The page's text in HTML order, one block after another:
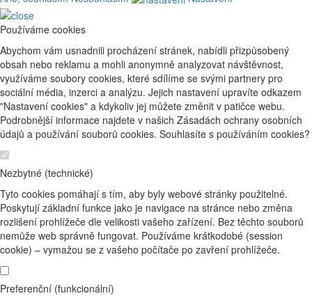
Používáme cookies
Abychom vám usnadnili procházení stránek, nabídli přizpůsobený
obsah nebo reklamu a mohli anonymně analyzovat návštěvnost,
využíváme soubory cookies, které sdílíme se svými partnery pro
sociální média, inzerci a analýzu. Jejich nastavení upravíte odkazem
"Nastavení cookies" a kdykoliv jej můžete změnit v patičce webu.
Podrobnější informace najdete v našich Zásadách ochrany osobních
údajů a používání souborů cookies. Souhlasíte s používáním cookies?
Nezbytné (technické)
Tyto cookies pomáhají s tím, aby byly webové stránky použitelné.
Poskytují základní funkce jako je navigace na stránce nebo změna
rozlišení prohlížeče dle velikosti vašeho zařízení. Bez těchto souborů
nemůže web správně fungovat. Používáme krátkodobé (session
cookie) – vymažou se z vašeho počítače po zavření prohlížeče.
Preferenční (funkcionální)